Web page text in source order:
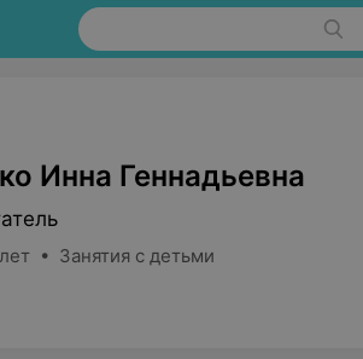
Инна Геннадьевна
• Занятия с детьми